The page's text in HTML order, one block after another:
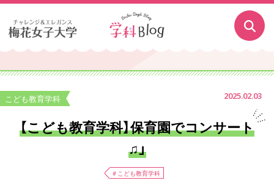
こども教育学科 2025.02.03
【こども教育学科】保育園でコンサート
♫」
＃こども教育学科